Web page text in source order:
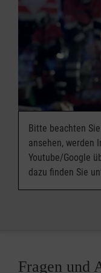
für Ihren
durch
nach einem
gebracht.
menschliche
zu den
den Augen
ihr Lohn, der
unsere Welt
haben.
Bitte beachten
ansehen, werden
Youtube/Google
dazu finden Sie
Fragen und